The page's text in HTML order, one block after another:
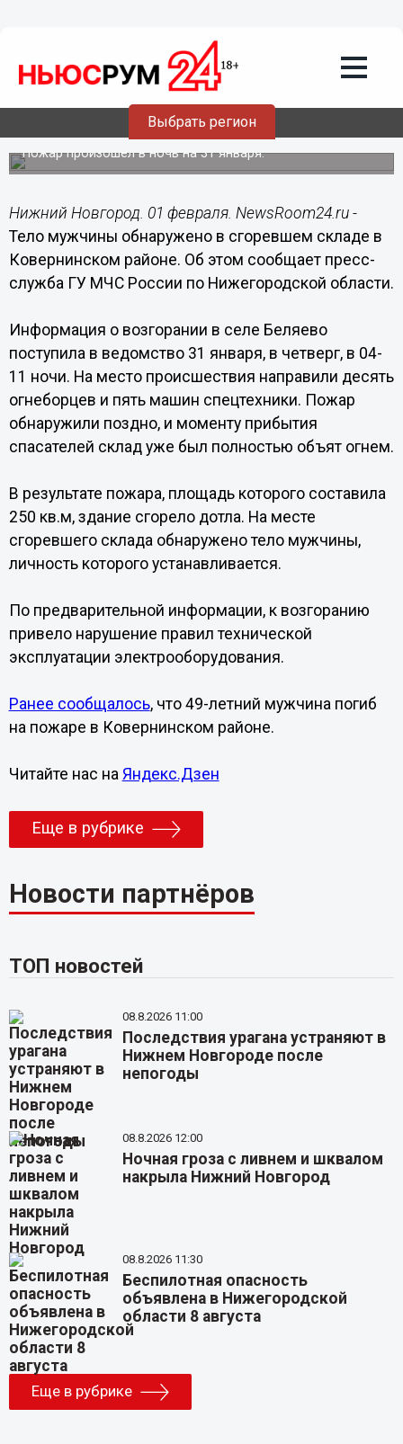
Выбрать регион
Тело мужчины обнаружено в
сгоревшем складе в Ковернинском
Пожар произошел в ночь на 31 января.
Нижний Новгород. 01 февраля. NewsRoom24.ru -
Тело мужчины обнаружено в сгоревшем складе в
Ковернинском районе. Об этом сообщает пресс-
служба ГУ МЧС России по Нижегородской области.
Информация о возгорании в селе Беляево
поступила в ведомство 31 января, в четверг, в 04-
11 ночи. На место происшествия направили десять
огнеборцев и пять машин спецтехники. Пожар
обнаружили поздно, и моменту прибытия
спасателей склад уже был полностью объят огнем.
В результате пожара, площадь которого составила
250 кв.м, здание сгорело дотла. На месте
сгоревшего склада обнаружено тело мужчины,
личность которого устанавливается.
По предварительной информации, к возгоранию
привело нарушение правил технической
эксплуатации электрооборудования.
Ранее сообщалось, что 49-летний мужчина погиб
на пожаре в Ковернинском районе.
Читайте нас на Яндекс.Дзен
Еще в рубрике
Новости партнёров
ТОП новостей
08.8.2026 11:00
Последствия урагана устраняют в
Нижнем Новгороде после
непогоды
08.8.2026 12:00
Ночная гроза с ливнем и шквалом
накрыла Нижний Новгород
08.8.2026 11:30
Беспилотная опасность
объявлена в Нижегородской
области 8 августа
Еще в рубрике